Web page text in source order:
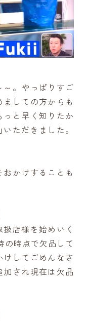
～。やっぱりすご
しての方からも
っと早く知りたか
ただきました。
かけすることも
店様を始めいく
の時点で欠品して
してごめんなさ
され現在は欠品